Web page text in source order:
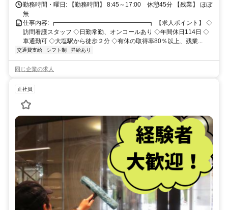
勤務時間・曜日: 【勤務時間】 8:45～17:00 休憩45分 【残業】 ほぼ
無
仕事内容: ┏━━━━━━━━━━━━━━━┓ 【求人ポイント】 ◇
訪問看護スタッフ ◇日勤常勤、オンコールあり ◇年間休日114日 ◇
車通勤可 ◇大塩駅から徒歩２分 ◇有休の取得率80％以上、残業...
交通費支給 シフト制 昇給あり
同じ企業の求人
正社員